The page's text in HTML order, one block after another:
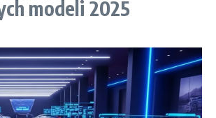
modeli 2025